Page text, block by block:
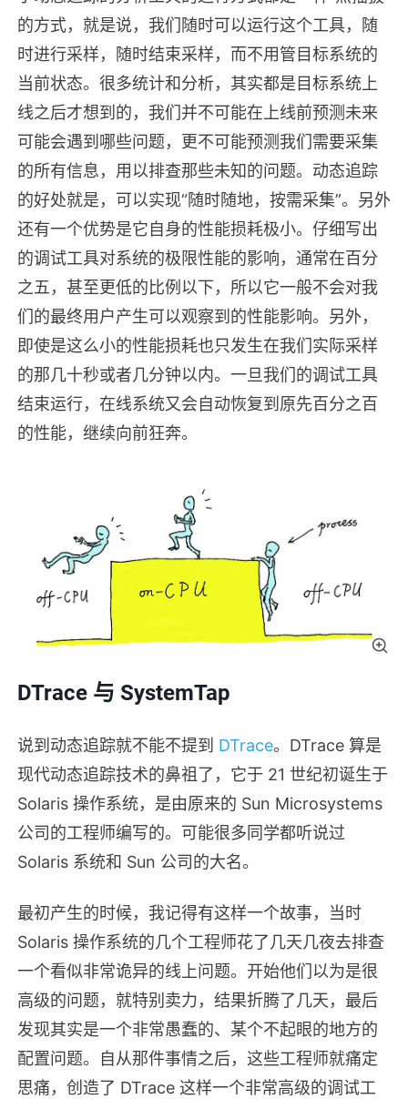
的方式，就是说，我们随时可以运行这个工具，随
时进行采样，随时结束采样，而不用管目标系统的
当前状态。很多统计和分析，其实都是目标系统上
线之后才想到的，我们并不可能在上线前预测未来
可能会遇到哪些问题，更不可能预测我们需要采集
的所有信息，用以排查那些未知的问题。动态追踪
的好处就是，可以实现“随时随地，按需采集”。另外
还有一个优势是它自身的性能损耗极小。仔细写出
的调试工具对系统的极限性能的影响，通常在百分
之五，甚至更低的比例以下，所以它一般不会对我
们的最终用户产生可以观察到的性能影响。另外，
即使是这么小的性能损耗也只发生在我们实际采样
的那几十秒或者几分钟以内。一旦我们的调试工具
结束运行，在线系统又会自动恢复到原先百分之百
的性能，继续向前狂奔。
DTrace 与 SystemTap
说到动态追踪就不能不提到 DTrace。DTrace 算是
现代动态追踪技术的鼻祖了，它于 21 世纪初诞生于
Solaris 操作系统，是由原来的 Sun Microsystems
公司的工程师编写的。可能很多同学都听说过
Solaris 系统和 Sun 公司的大名。
最初产生的时候，我记得有这样一个故事，当时
Solaris 操作系统的几个工程师花了几天几夜去排查
一个看似非常诡异的线上问题。开始他们以为是很
高级的问题，就特别卖力，结果折腾了几天，最后
发现其实是一个非常愚蠢的、某个不起眼的地方的
配置问题。自从那件事情之后，这些工程师就痛定
思痛，创造了 DTrace 这样一个非常高级的调试工